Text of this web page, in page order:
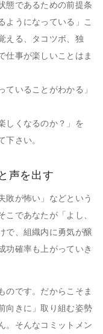
態であるための前提条
ようになっている」こ
える、タコツボ、独
事が楽しいことはま
いることがわかる」
しくなるのか？」を
下さい。
声を出す
敗が怖い」などという
であなたが「よし、
で、組織内に勇気が醸
功確率も上がっていき
のです。だからこそま
向きに」取り組む姿勢
。そんなコミットメン